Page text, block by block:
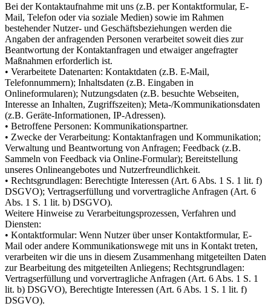
Bei der Kontaktaufnahme mit uns (z.B. per Kontaktformular, E-
Mail, Telefon oder via soziale Medien) sowie im Rahmen
bestehender Nutzer- und Geschäftsbeziehungen werden die
Angaben der anfragenden Personen verarbeitet soweit dies zur
Beantwortung der Kontaktanfragen und etwaiger angefragter
Maßnahmen erforderlich ist.
• Verarbeitete Datenarten: Kontaktdaten (z.B. E-Mail,
Telefonnummern); Inhaltsdaten (z.B. Eingaben in
Onlineformularen); Nutzungsdaten (z.B. besuchte Webseiten,
Interesse an Inhalten, Zugriffszeiten); Meta-/Kommunikationsdaten
(z.B. Geräte-Informationen, IP-Adressen).
• Betroffene Personen: Kommunikationspartner.
• Zwecke der Verarbeitung: Kontaktanfragen und Kommunikation;
Verwaltung und Beantwortung von Anfragen; Feedback (z.B.
Sammeln von Feedback via Online-Formular); Bereitstellung
unseres Onlineangebotes und Nutzerfreundlichkeit.
• Rechtsgrundlagen: Berechtigte Interessen (Art. 6 Abs. 1 S. 1 lit. f)
DSGVO); Vertragserfüllung und vorvertragliche Anfragen (Art. 6
Abs. 1 S. 1 lit. b) DSGVO).
Weitere Hinweise zu Verarbeitungsprozessen, Verfahren und
Diensten:
• Kontaktformular: Wenn Nutzer über unser Kontaktformular, E-
Mail oder andere Kommunikationswege mit uns in Kontakt treten,
verarbeiten wir die uns in diesem Zusammenhang mitgeteilten Daten
zur Bearbeitung des mitgeteilten Anliegens; Rechtsgrundlagen:
Vertragserfüllung und vorvertragliche Anfragen (Art. 6 Abs. 1 S. 1
lit. b) DSGVO), Berechtigte Interessen (Art. 6 Abs. 1 S. 1 lit. f)
DSGVO).